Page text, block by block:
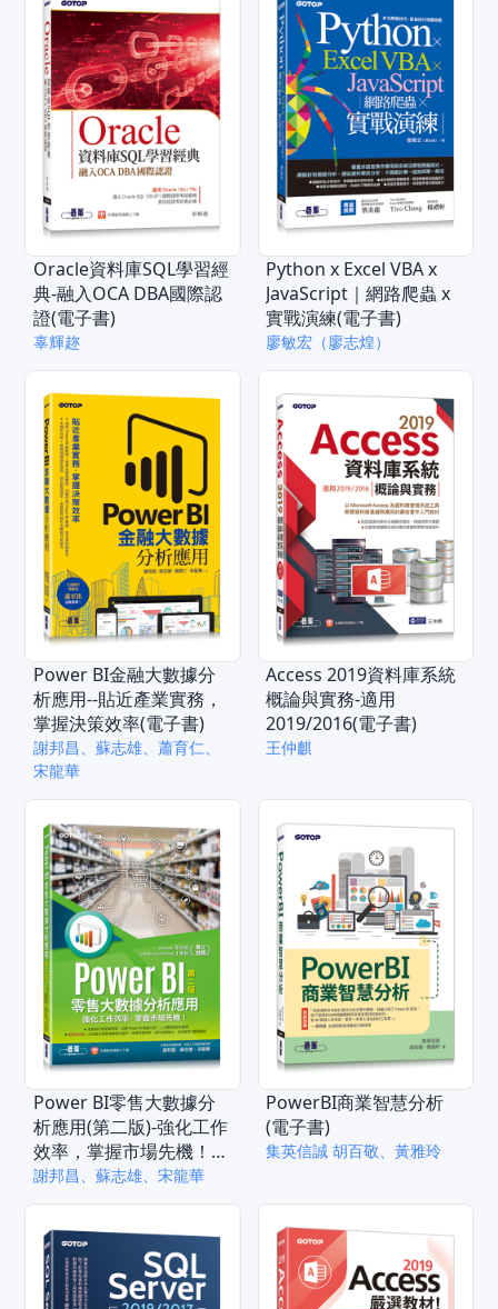
Oracle資料庫SQL學習經
典-融入OCA DBA國際認
證(電子書)
辜輝趂
Python x Excel VBA x
JavaScript｜網路爬蟲 x
實戰演練(電子書)
廖敏宏（廖志煌）
Power BI金融大數據分
析應用--貼近產業實務，
掌握決策效率(電子書)
謝邦昌、蘇志雄、蕭育仁、
宋龍華
Access 2019資料庫系統
概論與實務-適用
2019/2016(電子書)
王仲麒
Power BI零售大數據分
析應用(第二版)-強化工作
效率，掌握市場先機！
(電子書)
謝邦昌、蘇志雄、宋龍華
PowerBI商業智慧分析
(電子書)
集英信誠 胡百敬、黃雅玲